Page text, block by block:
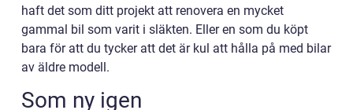
haft det som ditt projekt att renovera en mycket
gammal bil som varit i släkten. Eller en som du köpt
bara för att du tycker att det är kul att hålla på med bilar
av äldre modell.
Som ny igen